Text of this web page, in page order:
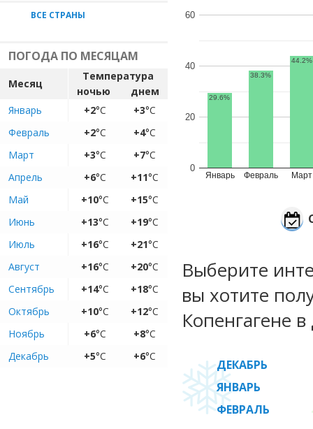
ВСЕ СТРАНЫ
ПОГОДА ПО МЕСЯЦАМ
Месяц
Температура
ночью
днем
Январь
+2°C +3°C
Февраль
+2°C +4°C
Март
+3°C +7°C
Апрель
+6°C +11°C
Май
+10°C +15°C
Июнь
+13°C +19°C
Июль
+16°C +21°C
Август
+16°C +20°C
Сентябрь
+14°C +18°C
Октябрь
+10°C +12°C
Ноябрь
+6°C +8°C
Декабрь
+5°C +6°C
Январь Февраль Март
0
20
40
60
29.6%
38.3%
44.2%
Выберите
вы хотите
Копенгагене
ДЕКАБРЬ
ЯНВАРЬ
ФЕВРАЛЬ